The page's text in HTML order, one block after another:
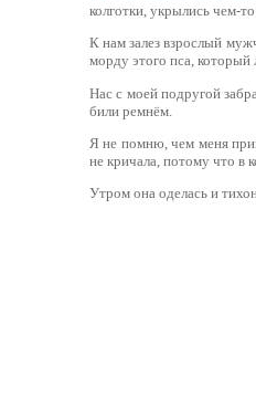
колготки, укрылись чем-
К нам залез взрослый
морду этого пса, который
Нас с моей подругой
били ремнём.
Я не помню, чем меня
не кричала, потому что в
Утром она оделась и